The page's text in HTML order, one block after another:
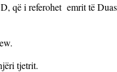
që i referohet emrit të
tjetrit.